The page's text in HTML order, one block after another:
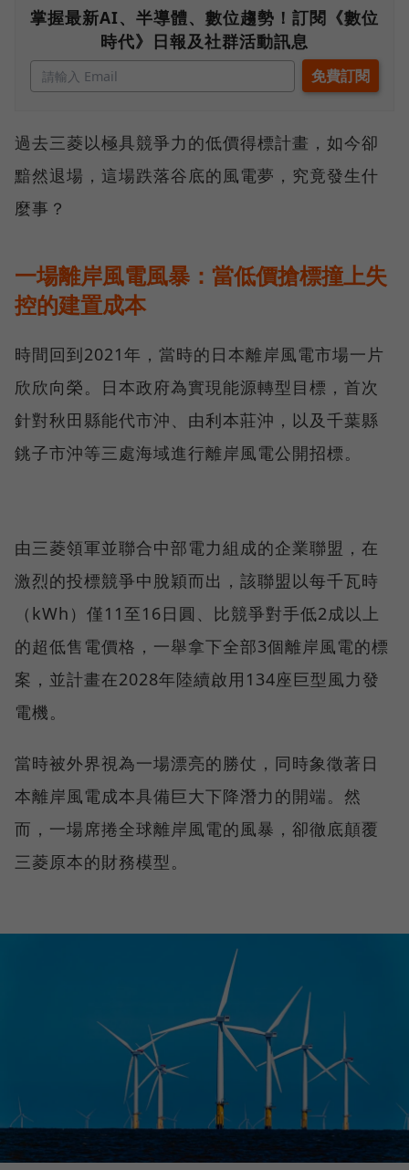
掌握最新AI、半導體、數位趨勢！訂閱《數位
時代》日報及社群活動訊息
過去三菱以極具競爭力的低價得標計畫，如今卻
黯然退場，這場跌落谷底的風電夢，究竟發生什
麼事？
一場離岸風電風暴：當低價搶標撞上失
控的建置成本
時間回到2021年，當時的日本離岸風電市場一片
欣欣向榮。日本政府為實現能源轉型目標，首次
針對秋田縣能代市沖、由利本莊沖，以及千葉縣
銚子市沖等三處海域進行離岸風電公開招標。
由三菱領軍並聯合中部電力組成的企業聯盟，在
激烈的投標競爭中脫穎而出，該聯盟以每千瓦時
（kWh）僅11至16日圓、比競爭對手低2成以上
的超低售電價格，一舉拿下全部3個離岸風電的標
案，並計畫在2028年陸續啟用134座巨型風力發
電機。
當時被外界視為一場漂亮的勝仗，同時象徵著日
本離岸風電成本具備巨大下降潛力的開端。然
而，一場席捲全球離岸風電的風暴，卻徹底顛覆
三菱原本的財務模型。